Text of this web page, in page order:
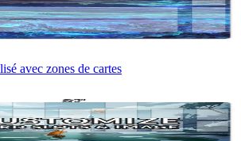
avec zones de cartes